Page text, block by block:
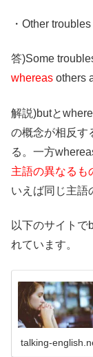
・Other
答)Some
whereas others
解説)butと
の概念が相反す
る。一方
主語の異なるも
いえば同じ主語
以下のサイトで
れています。
talking-